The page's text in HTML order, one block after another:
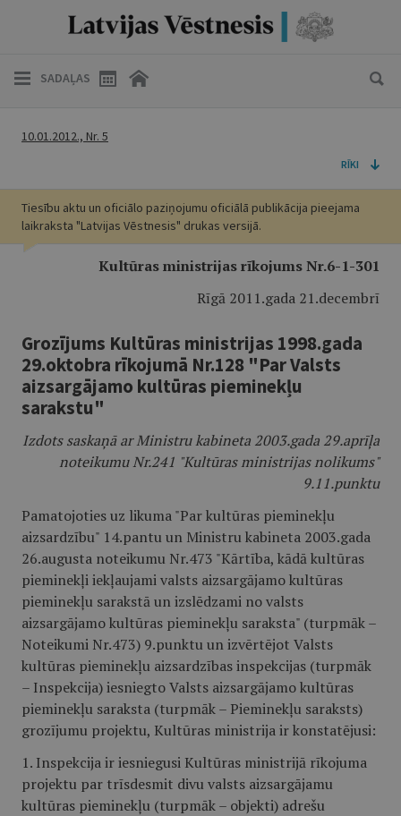
SADAĻAS
10.01.2012., Nr. 5
RĪKI
Tiesību aktu un oficiālo paziņojumu oficiālā publikācija pieejama
laikraksta "Latvijas Vēstnesis" drukas versijā.
Kultūras ministrijas rīkojums Nr.6-1-301
Rīgā 2011.gada 21.decembrī
Grozījums Kultūras ministrijas 1998.gada
29.oktobra rīkojumā Nr.128 "Par Valsts
aizsargājamo kultūras pieminekļu
sarakstu"
Izdots saskaņā ar Ministru kabineta 2003.gada 29.aprīļa
noteikumu Nr.241 "Kultūras ministrijas nolikums"
9.11.punktu
Pamatojoties uz likuma "Par kultūras pieminekļu
aizsardzību" 14.pantu un Ministru kabineta 2003.gada
26.augusta noteikumu Nr.473 "Kārtība, kādā kultūras
pieminekļi iekļaujami valsts aizsargājamo kultūras
pieminekļu sarakstā un izslēdzami no valsts
aizsargājamo kultūras pieminekļu saraksta" (turpmāk –
Noteikumi Nr.473) 9.punktu un izvērtējot Valsts
kultūras pieminekļu aizsardzības inspekcijas (turpmāk
– Inspekcija) iesniegto Valsts aizsargājamo kultūras
pieminekļu saraksta (turpmāk – Pieminekļu saraksts)
grozījumu projektu, Kultūras ministrija ir konstatējusi:
1. Inspekcija ir iesniegusi Kultūras ministrijā rīkojuma
projektu par trīsdesmit divu valsts aizsargājamu
kultūras pieminekļu (turpmāk – objekti) adrešu